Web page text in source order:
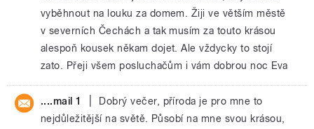
vyběhnout na louku za domem. Žiji ve větším městě
v severních Čechách a tak musím za touto krásou
alespoň kousek někam dojet. Ale vždycky to stojí
zato. Přeji všem posluchačům i vám dobrou noc Eva
....mail 1
Dobrý večer, příroda je pro mne to
nejdůležitější na světě. Působí na mne svou krásou,